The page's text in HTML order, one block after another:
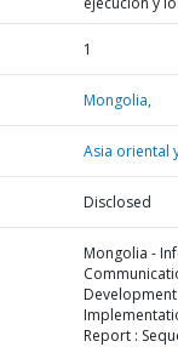
1
Mongolia,
Asia oriental
Disclosed
Mongolia -
Report :